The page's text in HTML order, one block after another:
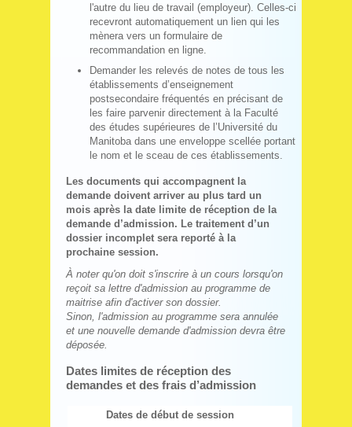
l'autre du lieu de travail (employeur). Celles-ci
recevront automatiquement un lien qui les
mènera vers un formulaire de
recommandation en ligne.
Demander les relevés de notes de tous les
établissements d’enseignement
postsecondaire fréquentés en précisant de
les faire parvenir directement à la Faculté
des études supérieures de l’Université du
Manitoba dans une enveloppe scellée portant
le nom et le sceau de ces établissements.
Les documents qui accompagnent la
demande doivent arriver au plus tard un
mois après la date limite de réception de la
demande d’admission. Le traitement d’un
dossier incomplet sera reporté à la
prochaine session.
À noter qu'on doit s'inscrire à un cours lorsqu'on
reçoit sa lettre d'admission au programme de
maitrise afin d'activer son dossier.
Sinon, l'admission au programme sera annulée
et une nouvelle demande d'admission devra être
déposée.
Dates limites de réception des
demandes et des frais d’admission
Dates de début de session